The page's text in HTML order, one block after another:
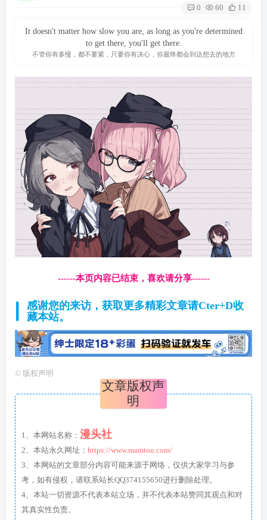
0 60 11
It doesn't matter how slow you are, as long as you're determined
to get there, you'll get there.
不管你有多慢，都不要紧，只要你有决心，你最终都会到达想去的地方
------本页内容已结束，喜欢请分享------
感谢您的来访，获取更多精彩文章请Cter+D收
藏本站。
© 版权声明
文章版权声
明
1、本网站名称： 漫头社
2、本站永久网址： https://www.mamtou.com/
3、本网站的文章部分内容可能来源于网络，仅供大家学习与参
考，如有侵权，请联系站长QQ374155650进行删除处理。
4、本站一切资源不代表本站立场，并不代表本站赞同其观点和对
其真实性负责。